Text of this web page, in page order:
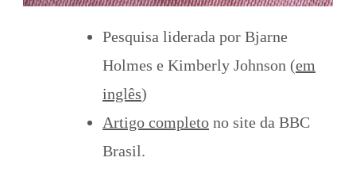
Pesquisa liderada por Bjarne
Holmes e Kimberly Johnson (em
inglês)
Artigo completo no site da BBC
Brasil.